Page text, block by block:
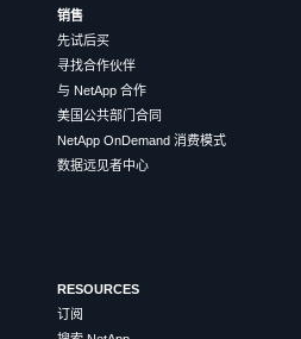
销售
先试后买
寻找合作伙伴
与 NetApp 合作
美国公共部门合同
NetApp OnDemand 消费模式
数据远见者中心
RESOURCES
订阅